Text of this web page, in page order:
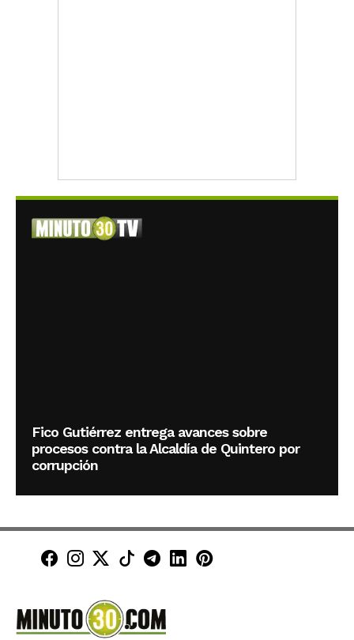
Fico Gutiérrez entrega avances sobre
procesos contra la Alcaldía de Quintero por
corrupción
Minuto30 en Facebook
Minuto30 en Instagram
Minuto30 en X (Twitter)
Minuto30 en TikTok
Canal de Minuto30 en
Minuto30 en LinkedIn
Minuto30 en